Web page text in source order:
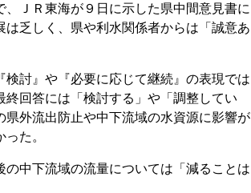
ＪＲ東海が９日に示した県中間意見書に
乏しく、県や利水関係者からは「誠意あ
討』や『必要に応じて継続』の表現では
回答には「検討する」や「調整してい
外流出防止や中下流域の水資源に影響が
た。
中下流域の流量については「減ることは